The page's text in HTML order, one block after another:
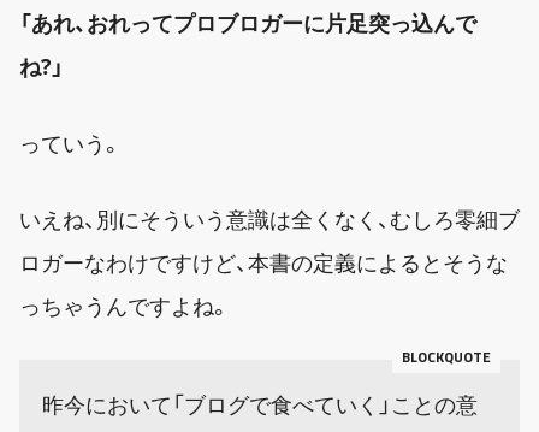
「あれ、おれってプロブロガーに片足突っ込んで
ね?」
っていう。
いえね、別にそういう意識は全くなく、むしろ零細ブ
ロガーなわけですけど、本書の定義によるとそうな
っちゃうんですよね。
昨今において「ブログで食べていく」ことの意